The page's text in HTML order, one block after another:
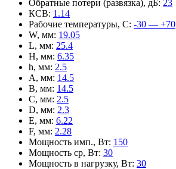
Обратные потери (развязка), дБ: 23
КСВ: 1.14
Рабочие температуры, С: -30 — +70
W, мм: 19.05
L, мм: 25.4
H, мм: 6.35
h, мм: 2.5
A, мм: 14.5
B, мм: 14.5
C, мм: 2.5
D, мм: 2.3
E, мм: 6.22
F, мм: 2.28
Мощность имп., Вт: 150
Мощность ср, Вт: 30
Мощность в нагрузку, Вт: 30